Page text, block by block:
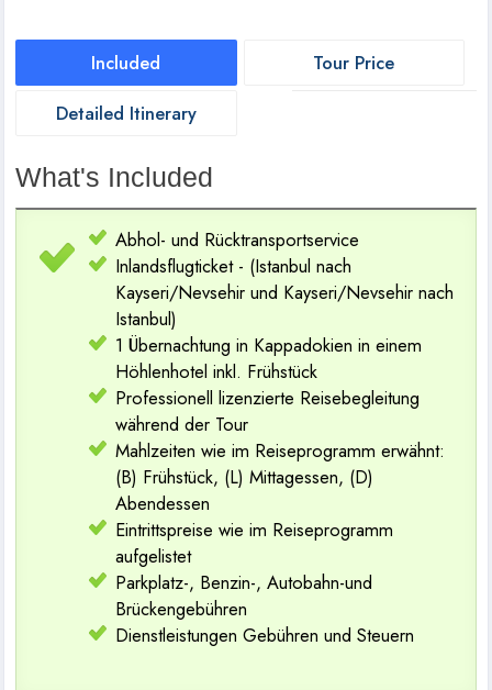
Included
Tour Price
Detailed Itinerary
What's Included
Abhol- und Rücktransportservice
Inlandsflugticket - (Istanbul nach
Kayseri/Nevsehir und Kayseri/Nevsehir nach
Istanbul)
1 Übernachtung in Kappadokien in einem
Höhlenhotel inkl. Frühstück
Professionell lizenzierte Reisebegleitung
während der Tour
Mahlzeiten wie im Reiseprogramm erwähnt:
(B) Frühstück, (L) Mittagessen, (D)
Abendessen
Eintrittspreise wie im Reiseprogramm
aufgelistet
Parkplatz-, Benzin-, Autobahn-und
Brückengebühren
Dienstleistungen Gebühren und Steuern